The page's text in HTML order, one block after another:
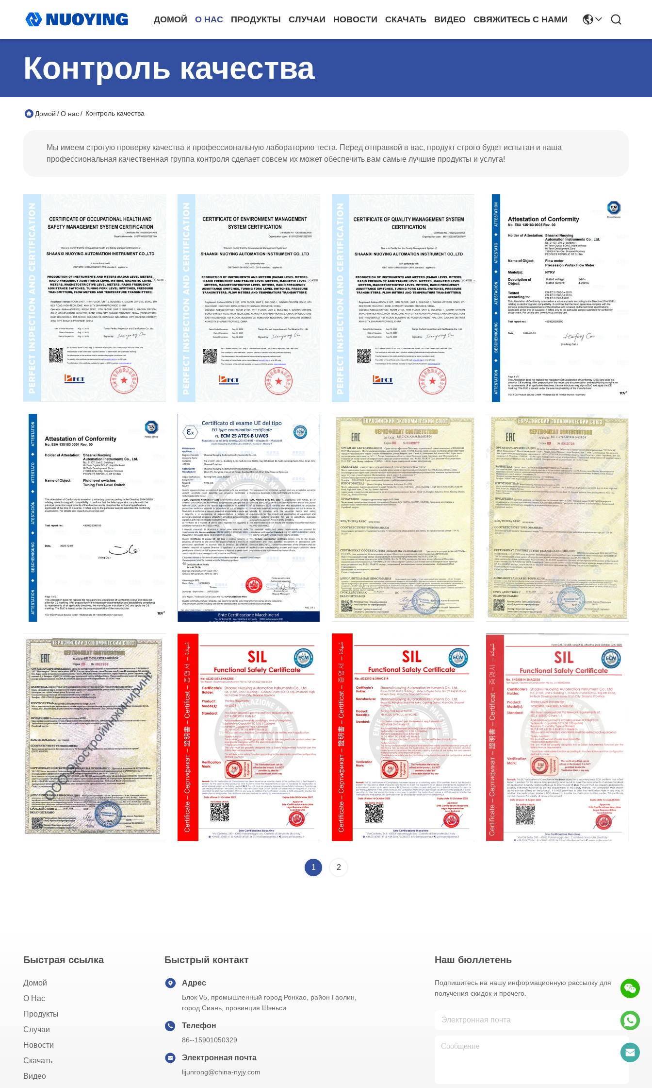
ДОМОЙ О НАС ПРОДУКТЫ СЛУЧАИ НОВОСТИ СКАЧАТЬ ВИДЕО СВЯЖИТЕСЬ С НАМИ
Контроль качества
Домой /О нас/ Контроль качества
Мы имеем строгую проверку качества и профессиональную лабораторию теста. Перед отправкой в вас, продукт строго будет испытан и наша
профессиональная качественная группа контроля сделает совсем их может обеспечить вам самые лучшие продукты и услуга!
CertificateManagement
Certificate
1 2
Быстрая ссылка
Домой
О Нас
Продукты
Случаи
Новости
Скачать
Видео
Быстрый контакт
Адрес
Блок V5, промышленный город Ронхао, район Гаолин,
город Сиань, провинция Шэньси
Телефон
86--15901050329
Электронная почта
lijunrong@china-nyjy.com
Наш бюллетень
Подпишитесь на нашу информационную рассылку для
получения скидок и прочего.